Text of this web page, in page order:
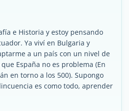
e Historia y estoy pensando
Ya viví en Bulgaria y
a un país con un nivel de
España no es problema (En
en torno a los 500). Supongo
es como todo, aprender